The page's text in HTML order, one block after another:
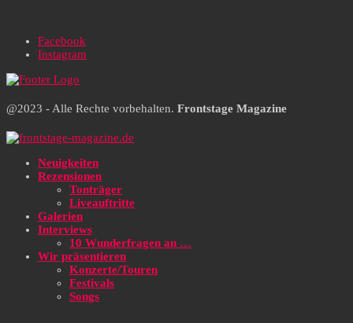
Facebook
Instagram
@2023 - Alle Rechte vorbehalten. Frontstage Magazine
Neuigkeiten
Rezensionen
Tonträger
Liveauftritte
Galerien
Interviews
10 Wunderfragen an …
Wir präsentieren
Konzerte/Touren
Festivals
Songs